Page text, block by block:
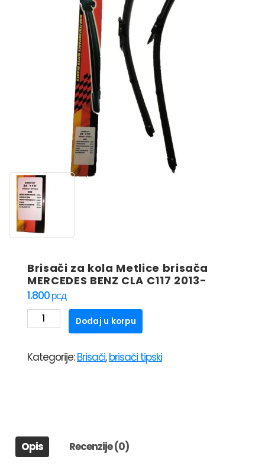
Brisači za kola Metlice brisača
MERCEDES BENZ CLA C117 2013-
1.800рсд
Brisači
za
Metlice
C117
2013-
Dodaj u korpu
Kategorije:Brisači,brisači tipski
Opis Recenzije (0)